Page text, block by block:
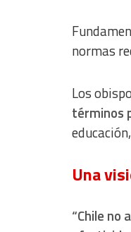
normas
Los
términos
Una
“Chile no